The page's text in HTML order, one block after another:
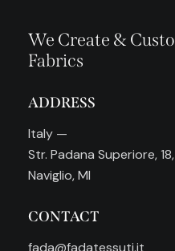
We Create &
Fabrics
ADDRESS
Italy —
Str. Padana Superiore,
Naviglio, MI
CONTACT
fada@fadatessuti.it